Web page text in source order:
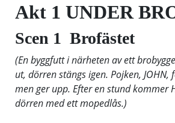
Akt 1 UNDER
Scen 1 Brofästet
(En byggfutt i närheten av ett
ut, dörren stängs igen. Pojken, JOHN,
men ger upp. Efter en stund kommer
dörren med ett mopedlås.)